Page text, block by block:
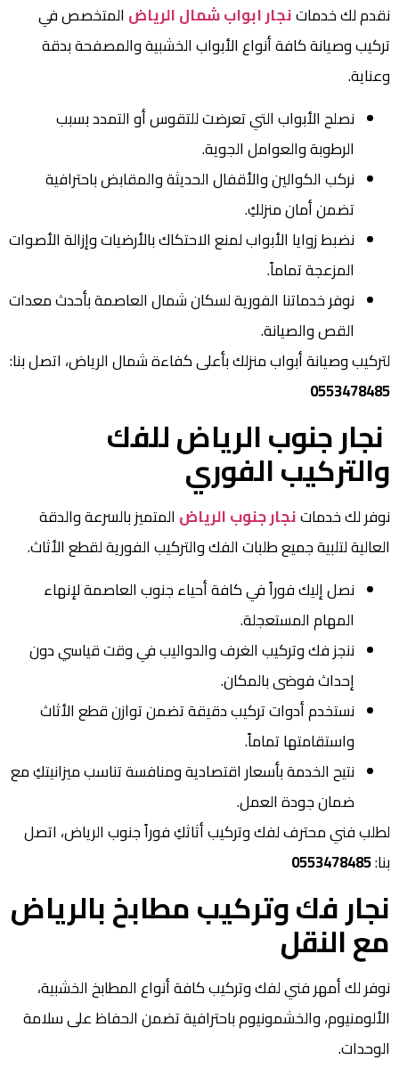
نقدم لك خدماتنجار ابواب شمال الرياض المتخصص في
تركيب وصيانة كافة أنواع الأبواب الخشبية والمصفحة بدقة
وعناية.
نصلح الأبواب التي تعرضت للتقوس أو التمدد بسبب
الرطوبة والعوامل الجوية.
نركب الكوالين والأقفال الحديثة والمقابض باحترافية
تضمن أمان منزلكِ.
نضبط زوايا الأبواب لمنع الاحتكاك بالأرضيات وإزالة الأصوات
المزعجة تماماً.
نوفر خدماتنا الفورية لسكان شمال العاصمة بأحدث معدات
القص والصيانة.
لتركيب وصيانة أبواب منزلك بأعلى كفاءة شمال الرياض، اتصل بنا:
0553478485
نجار جنوب الرياض للفك
والتركيب الفوري
نوفر لك خدماتنجار جنوب الرياض المتميز بالسرعة والدقة
العالية لتلبية جميع طلبات الفك والتركيب الفورية لقطع الأثاث.
نصل إليك فوراً في كافة أحياء جنوب العاصمة لإنهاء
المهام المستعجلة.
ننجز فك وتركيب الغرف والدواليب في وقت قياسي دون
إحداث فوضى بالمكان.
نستخدم أدوات تركيب دقيقة تضمن توازن قطع الأثاث
واستقامتها تماماً.
نتيح الخدمة بأسعار اقتصادية ومنافسة تناسب ميزانيتكِ مع
ضمان جودة العمل.
لطلب فني محترف لفك وتركيب أثاثكِ فوراً جنوب الرياض، اتصل
بنا:0553478485
نجار فك وتركيب مطابخ بالرياض
مع النقل
نوفر لك أمهر فني لفك وتركيب كافة أنواع المطابخ الخشبية،
الألومنيوم، والخشمونيوم باحترافية تضمن الحفاظ على سلامة
الوحدات.